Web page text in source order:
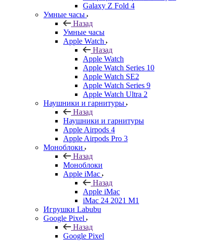
Galaxy Z Fold 4
Умные часы
Назад
Умные часы
Apple Watch
Назад
Apple Watch
Apple Watch Series 10
Apple Watch SE2
Apple Watch Series 9
Apple Watch Ultra 2
Наушники и гарнитуры
Назад
Наушники и гарнитуры
Apple Airpods 4
Apple Airpods Pro 3
Моноблоки
Назад
Моноблоки
Apple iMac
Назад
Apple iMac
iMac 24 2021 M1
Игрушки Labubu
Google Pixel
Назад
Google Pixel